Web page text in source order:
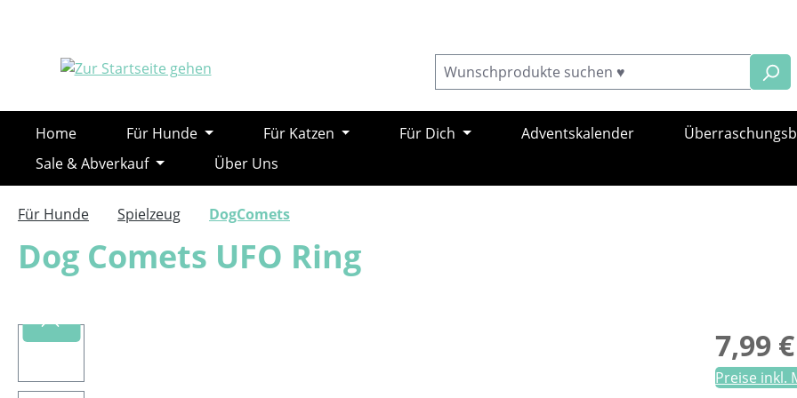
Home Für Hunde Für Katzen Für Dich Adventskalender
Sale & Abverkauf
Über Uns
Für Hunde Spielzeug DogComets
Dog Comets UFO Ring
Bildergalerie überspringen Regulärer
7,99 €
Preise inkl.